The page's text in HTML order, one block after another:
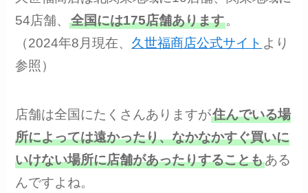
54店舗、全国には175店舗あります。
（2024年8月現在、 久世福商店公式サイト より
参照）
店舗は全国にたくさんありますが住んでいる場
所によっては遠かったり、なかなかすぐ買いに
いけない場所に店舗があったりすることもある
んですよね。